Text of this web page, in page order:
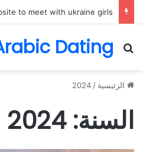
to meet with ukraine girls
Dating
بحث عن
الرئيسية /
2024
السنة:2024